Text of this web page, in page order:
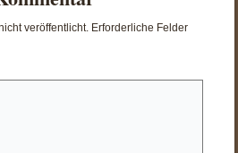
veröffentlicht. Erforderliche Felder